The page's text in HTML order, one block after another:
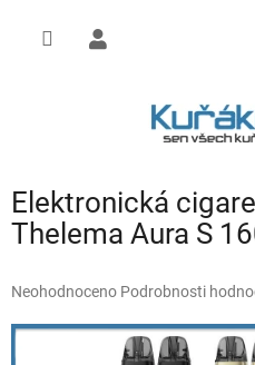
Elektronická
Thelema Aura S
Průměrné
produktu
je
Neohodnoceno Podrobnosti